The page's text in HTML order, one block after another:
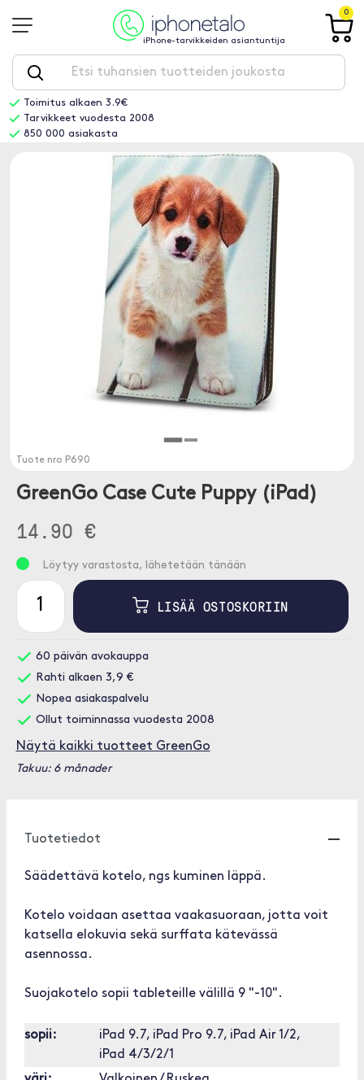
iPhone-tarvikkeiden asiantuntija
0
Toimitus alkaen 3.9€
Tarvikkeet vuodesta 2008
850 000 asiakasta
Tuote nro P690
GreenGo Case Cute Puppy (iPad)
14.90 €
Löytyy varastosta, lähetetään tänään
LISÄÄ OSTOSKORIIN
60 päivän avokauppa
Rahti alkaen 3,9 €
Nopea asiakaspalvelu
Ollut toiminnassa vuodesta 2008
Näytä kaikki tuotteet GreenGo
Takuu: 6 månader
Tuotetiedot
Säädettävä kotelo, ngs kuminen läppä.
Kotelo voidaan asettaa vaakasuoraan, jotta voit
katsella elokuvia sekä surffata kätevässä
asennossa.
Suojakotelo sopii tableteille välillä 9 "-10".
sopii:
iPad 9.7, iPad Pro 9.7, iPad Air 1/2,
iPad 4/3/2/1